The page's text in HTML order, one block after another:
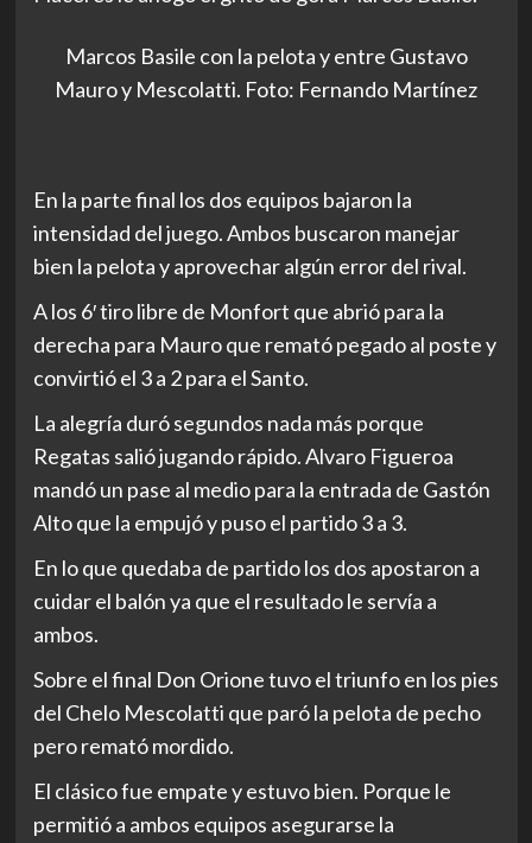
Marcos Basile con la pelota y entre Gustavo
Mauro y Mescolatti. Foto: Fernando Martínez
En la parte final los dos equipos bajaron la
intensidad del juego. Ambos buscaron manejar
bien la pelota y aprovechar algún error del rival.
A los 6′ tiro libre de Monfort que abrió para la
derecha para Mauro que remató pegado al poste y
convirtió el 3 a 2 para el Santo.
La alegría duró segundos nada más porque
Regatas salió jugando rápido. Alvaro Figueroa
mandó un pase al medio para la entrada de Gastón
Alto que la empujó y puso el partido 3 a 3.
En lo que quedaba de partido los dos apostaron a
cuidar el balón ya que el resultado le servía a
ambos.
Sobre el final Don Orione tuvo el triunfo en los pies
del Chelo Mescolatti que paró la pelota de pecho
pero remató mordido.
El clásico fue empate y estuvo bien. Porque le
permitió a ambos equipos asegurarse la